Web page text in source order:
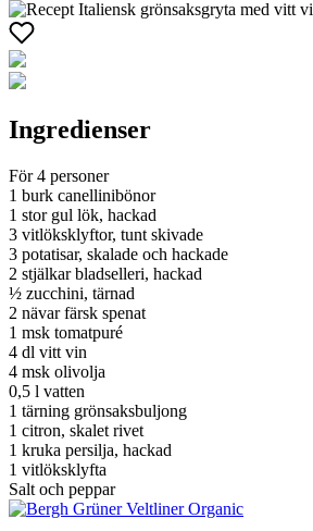
Ingredienser
För 4 personer
1 burk canellinibönor
1 stor gul lök, hackad
3 vitlöksklyftor, tunt skivade
3 potatisar, skalade och hackade
2 stjälkar bladselleri, hackad
½ zucchini, tärnad
2 nävar färsk spenat
1 msk tomatpuré
4 dl vitt vin
4 msk olivolja
0,5 l vatten
1 tärning grönsaksbuljong
1 citron, skalet rivet
1 kruka persilja, hackad
1 vitlöksklyfta
Salt och peppar